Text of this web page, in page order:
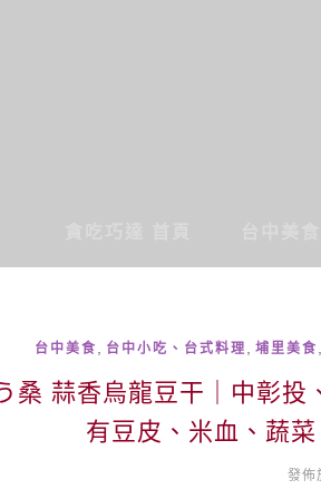
台中美食 台中小吃、台式料理 埔里美食
桑 蒜香烏龍豆干｜中彰投
有豆皮、米血、蔬
發